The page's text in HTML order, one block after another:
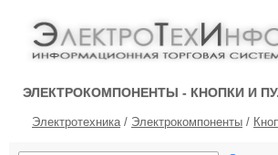
ЭЛЕКТРОКОМПОНЕНТЫ - КНОПКИ И
Электротехника/ Электрокомпоненты /